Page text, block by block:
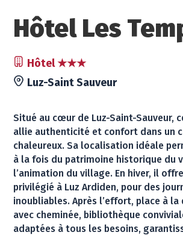
Hôtel Les
Hôtel ★★★
Luz-Saint Sauveur
Situé au cœur de Luz-Saint-Sauveur,
allie authenticité et confort dans un
chaleureux. Sa localisation idéale
à la fois du patrimoine historique du
l’animation du village. En hiver, il
privilégié à Luz Ardiden, pour des
inoubliables. Après l’effort, place à
avec cheminée, bibliothèque
adaptées à tous les besoins,